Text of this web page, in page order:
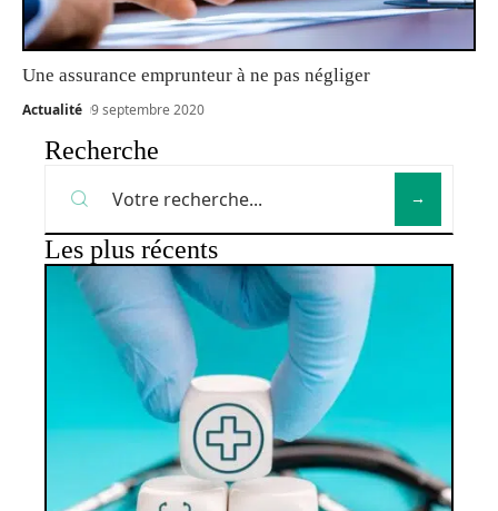
Une assurance emprunteur à ne pas négliger
Actualité 9 septembre 2020
Recherche
Les plus récents